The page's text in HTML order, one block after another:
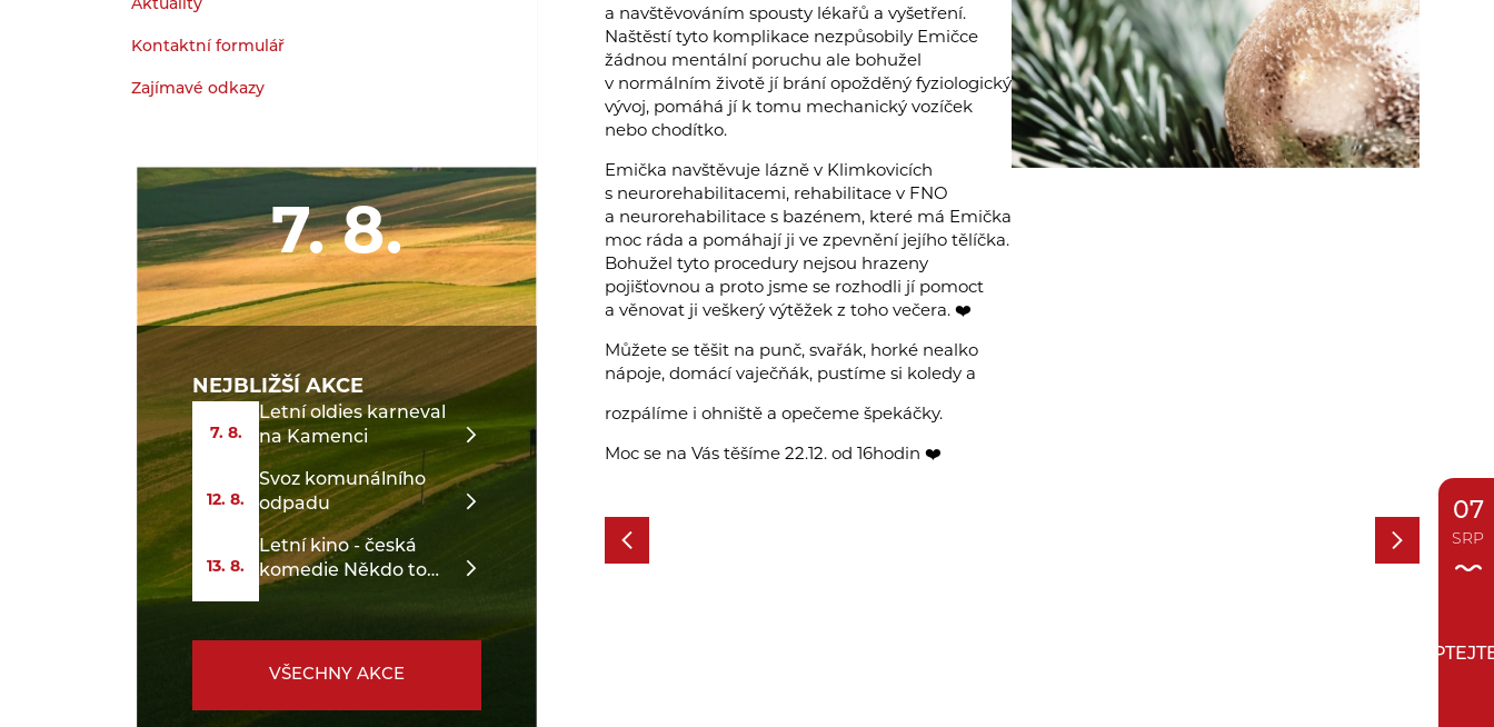
Aktuality
Kontaktní formulář
Zajímavé odkazy
7. 8.
NEJBLIŽŠÍ AKCE
7. 8.
Letní oldies karneval
na Kamenci
12. 8.
Svoz komunálního
odpadu
13. 8.
Letní kino - česká
komedie Někdo to
VŠECHNY AKCE
a navštěvováním spousty lékařů a vyšetření.
Naštěstí tyto komplikace nezpůsobily Emičce
žádnou mentální poruchu ale bohužel
v normálním životě jí brání opožděný fyziologický
vývoj, pomáhá jí k tomu mechanický vozíček
nebo chodítko.
Emička navštěvuje lázně v Klimkovicích
s neurorehabilitacemi, rehabilitace v FNO
a neurorehabilitace s bazénem, které má Emička
moc ráda a pomáhají ji ve zpevnění jejího tělíčka.
Bohužel tyto procedury nejsou hrazeny
pojišťovnou a proto jsme se rozhodli jí pomoct
a věnovat ji veškerý výtěžek z toho večera. ❤️
Můžete se těšit na punč, svařák, horké nealko
nápoje, domácí vaječňák, pustíme si koledy a
rozpálíme i ohniště a opečeme špekáčky.
Moc se na Vás těšíme 22.12. od 16hodin ❤️
07
SRP